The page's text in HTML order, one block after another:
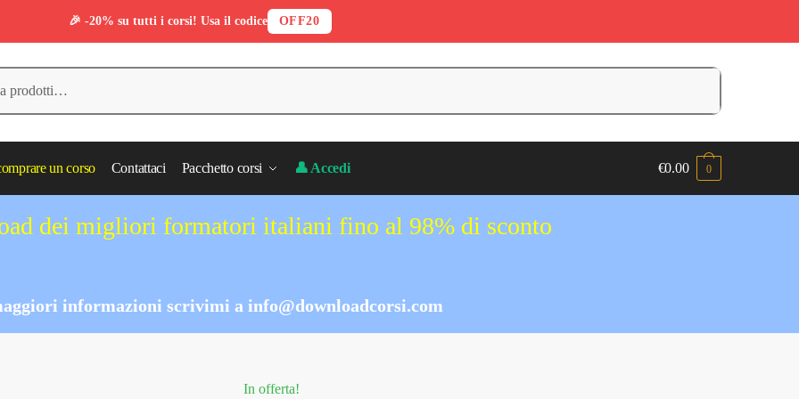
un corso Contattaci Pacchetto corsi 👤 Accedi €0.00 0
dei migliori formatori italiani fino al 98% di sconto
informazioni scrivimi a info@downloadcorsi.com
In offerta!
🎉 -20% su tutti i corsi! Usa il codice OFF20